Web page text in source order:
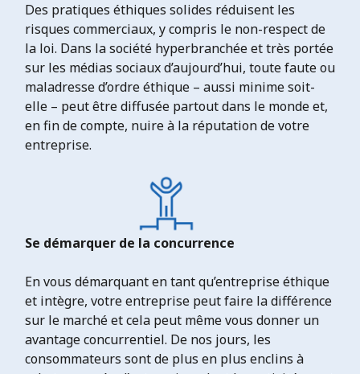
Des pratiques éthiques solides réduisent les
risques commerciaux, y compris le non-respect de
la loi. Dans la société hyperbranchée et très portée
sur les médias sociaux d’aujourd’hui, toute faute ou
maladresse d’ordre éthique – aussi minime soit-
elle – peut être diffusée partout dans le monde et,
en fin de compte, nuire à la réputation de votre
entreprise.
Se démarquer de la concurrence
En vous démarquant en tant qu’entreprise éthique
et intègre, votre entreprise peut faire la différence
sur le marché et cela peut même vous donner un
avantage concurrentiel. De nos jours, les
consommateurs sont de plus en plus enclins à